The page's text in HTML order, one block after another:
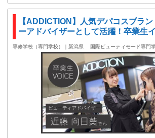
【ADDICTION】人気デパコスブラ
ーアドバイザーとして活躍！卒業生
専修学校（専門学校）｜新潟県 国際ビューティモード専門